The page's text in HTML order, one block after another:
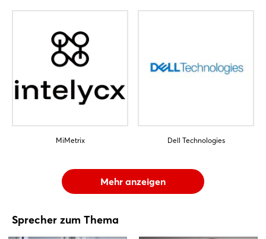
MiMetrix Dell Technologies
Mehr anzeigen
Sprecher zum Thema